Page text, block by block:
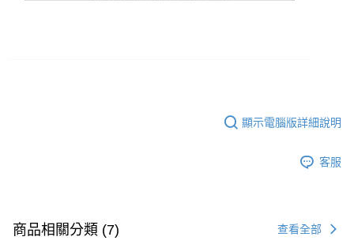
顯示電腦版詳細說明
客服
商品相關分類 (7) 查看全部